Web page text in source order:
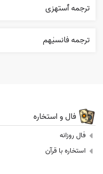
ترجمه ٱستهزی
ترجمه فانسیٰهم
فال و استخاره
فال روزانه
استخاره با قرآن